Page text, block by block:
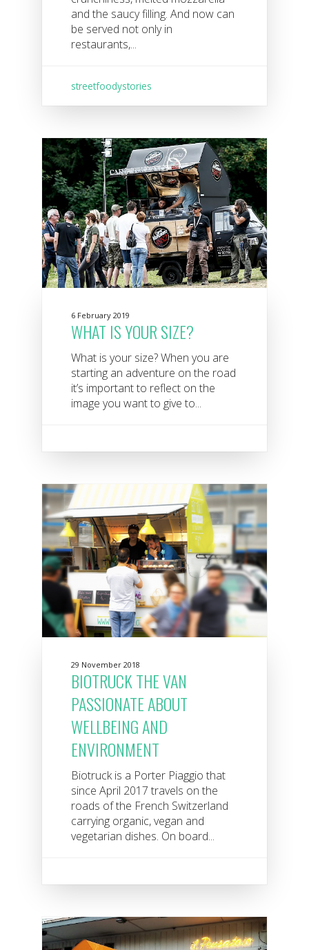
and the saucy filling. And now can
be served not only in
restaurants,...
streetfoodystories
6 February 2019
WHAT IS YOUR SIZE?
What is your size? When you are
starting an adventure on the road
it’s important to reflect on the
image you want to give to...
29 November 2018
BIOTRUCK THE VAN
PASSIONATE ABOUT
WELLBEING AND
ENVIRONMENT
Biotruck is a Porter Piaggio that
since April 2017 travels on the
roads of the French Switzerland
carrying organic, vegan and
vegetarian dishes. On board...